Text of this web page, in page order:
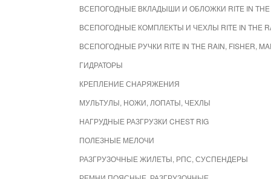
ВСЕПОГОДНЫЕ ВКЛАДЫШИ И ОБЛОЖКИ RITE IN THE
ВСЕПОГОДНЫЕ КОМПЛЕКТЫ И ЧЕХЛЫ RITE IN THE
ВСЕПОГОДНЫЕ РУЧКИ RITE IN THE RAIN, FISHER,
ГИДРАТОРЫ
КРЕПЛЕНИЕ СНАРЯЖЕНИЯ
МУЛЬТУЛЫ, НОЖИ, ЛОПАТЫ, ЧЕХЛЫ
НАГРУДНЫЕ РАЗГРУЗКИ CHEST RIG
ПОЛЕЗНЫЕ МЕЛОЧИ
РАЗГРУЗОЧНЫЕ ЖИЛЕТЫ, РПС, СУСПЕНДЕРЫ